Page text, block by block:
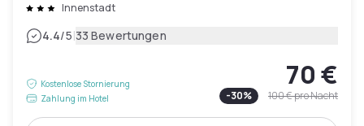
Innenstadt
4.4/5|33 Bewertungen
Kostenlose Stornierung
Zahlung im Hotel
70 €
-30% 100 €pro Nacht